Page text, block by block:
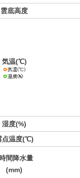
雲底高度
気温(℃)
湿度(%)
点温度(℃)
間降水量
(mm)